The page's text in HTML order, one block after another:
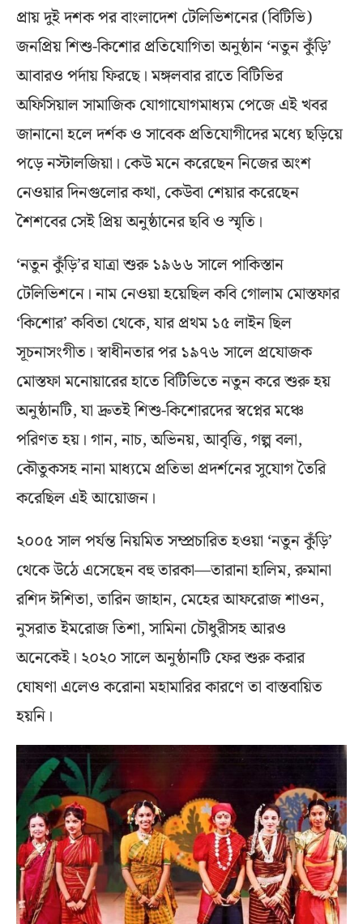
প্রায় দুই দশক পর বাংলাদেশ টেলিভিশনের (বিটিভি)
জনপ্রিয় শিশু-কিশোর প্রতিযোগিতা অনুষ্ঠান ‘নতুন কুঁড়ি’
আবারও পর্দায় ফিরছে। মঙ্গলবার রাতে বিটিভির
অফিসিয়াল সামাজিক যোগাযোগমাধ্যম পেজে এই খবর
জানানো হলে দর্শক ও সাবেক প্রতিযোগীদের মধ্যে ছড়িয়ে
পড়ে নস্টালজিয়া। কেউ মনে করেছেন নিজের অংশ
নেওয়ার দিনগুলোর কথা, কেউবা শেয়ার করেছেন
শৈশবের সেই প্রিয় অনুষ্ঠানের ছবি ও স্মৃতি।
‘নতুন কুঁড়ি’র যাত্রা শুরু ১৯৬৬ সালে পাকিস্তান
টেলিভিশনে। নাম নেওয়া হয়েছিল কবি গোলাম মোস্তফার
‘কিশোর’ কবিতা থেকে, যার প্রথম ১৫ লাইন ছিল
সূচনাসংগীত। স্বাধীনতার পর ১৯৭৬ সালে প্রযোজক
মোস্তফা মনোয়ারের হাতে বিটিভিতে নতুন করে শুরু হয়
অনুষ্ঠানটি, যা দ্রুতই শিশু-কিশোরদের স্বপ্নের মঞ্চে
পরিণত হয়। গান, নাচ, অভিনয়, আবৃত্তি, গল্প বলা,
কৌতুকসহ নানা মাধ্যমে প্রতিভা প্রদর্শনের সুযোগ তৈরি
করেছিল এই আয়োজন।
২০০৫ সাল পর্যন্ত নিয়মিত সম্প্রচারিত হওয়া ‘নতুন কুঁড়ি’
থেকে উঠে এসেছেন বহু তারকা—তারানা হালিম, রুমানা
রশিদ ঈশিতা, তারিন জাহান, মেহের আফরোজ শাওন,
নুসরাত ইমরোজ তিশা, সামিনা চৌধুরীসহ আরও
অনেকেই। ২০২০ সালে অনুষ্ঠানটি ফের শুরু করার
ঘোষণা এলেও করোনা মহামারির কারণে তা বাস্তবায়িত
হয়নি।